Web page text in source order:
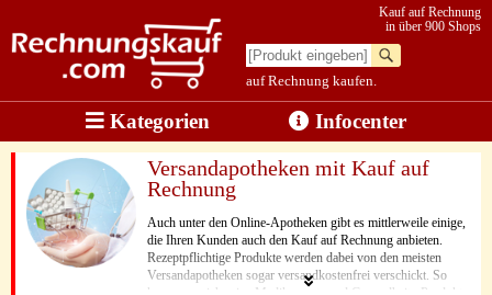
auf Rechnung kaufen.
Kauf auf Rechnung
in über 900 Shops
Kategorien Infocenter
Versandapotheken mit Kauf auf
Rechnung
Auch unter den Online-Apotheken gibt es mittlerweile einige,
die Ihren Kunden auch den Kauf auf Rechnung anbieten.
Rezeptpflichtige Produkte werden dabei von den meisten
Versandapotheken sogar versandkostenfrei verschickt. So